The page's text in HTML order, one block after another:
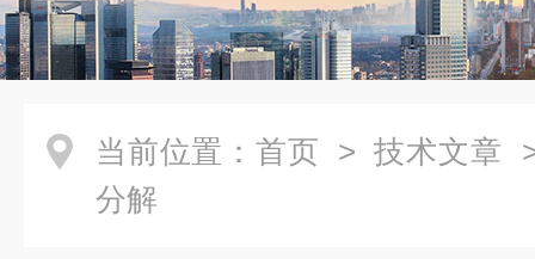
当前位置： 首页 > 技术文章
分解